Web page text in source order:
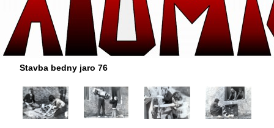
Stavba bedny jaro 76